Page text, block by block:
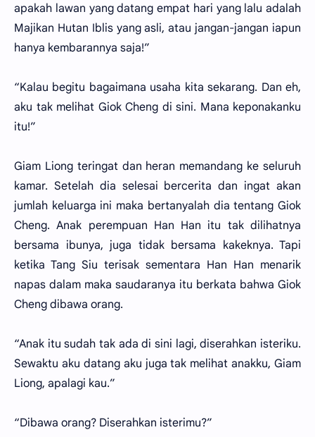
apakah lawan yang datang empat hari yang lalu adalah
Majikan Hutan Iblis yang asli, atau jangan-jangan iapun
hanya kembarannya saja!”
“Kalau begitu bagaimana usaha kita sekarang. Dan eh,
aku tak melihat Giok Cheng di sini. Mana keponakanku
itu!”
Giam Liong teringat dan heran memandang ke seluruh
kamar. Setelah dia selesai bercerita dan ingat akan
jumlah keluarga ini maka bertanyalah dia tentang Giok
Cheng. Anak perempuan Han Han itu tak dilihatnya
bersama ibunya, juga tidak bersama kakeknya. Tapi
ketika Tang Siu terisak sementara Han Han menarik
napas dalam maka saudaranya itu berkata bahwa Giok
Cheng dibawa orang.
“Anak itu sudah tak ada di sini lagi, diserahkan isteriku.
Sewaktu aku datang aku juga tak melihat anakku, Giam
Liong, apalagi kau.”
“Dibawa orang? Diserahkan isterimu?”